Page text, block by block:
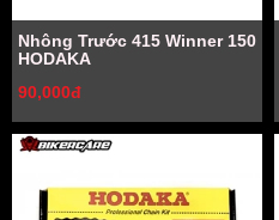
Nhông Trước 415 Winner 150
HODAKA
90,000đ